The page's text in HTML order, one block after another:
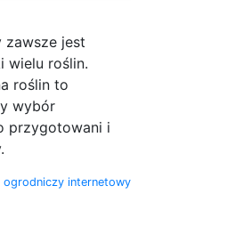
zawsze jest
wielu roślin.
roślin to
wybór
przygotowani i
ogrodniczy internetowy